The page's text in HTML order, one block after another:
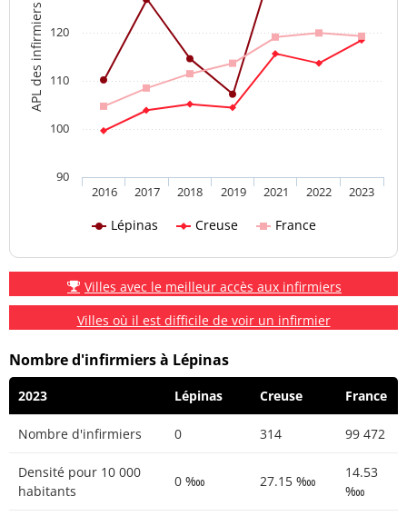
APL des infirmiers
Lépinas Creuse France
2016 2017 2018 2019 2021 2022 2023
90
100
110
120
Villes avec le meilleur accès aux infirmiers
Villes où il est difficile de voir un infirmier
Nombre d'infirmiers à Lépinas
2023 Lépinas Creuse France
Nombre d'infirmiers 0 314 99 472
Densité pour 10 000
habitants
0 ‱ 27.15 ‱
14.53
‱